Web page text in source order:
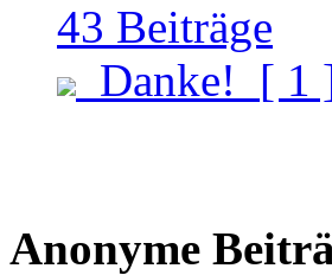
43 Beiträge
Danke! [ 1
Anonyme